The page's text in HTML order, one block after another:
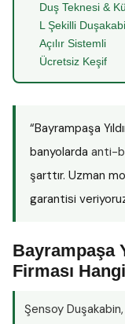
Duş Teknesi &
L Şekilli
Açılır Sistemli
Ücretsiz Keşif
“Bayrampaşa
banyolarda anti-
şarttır. Uzman
garantisi
Bayrampaşa
Firması
Şensoy Duşakabin